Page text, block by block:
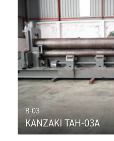
B-03
KANZAKI TAH-03A